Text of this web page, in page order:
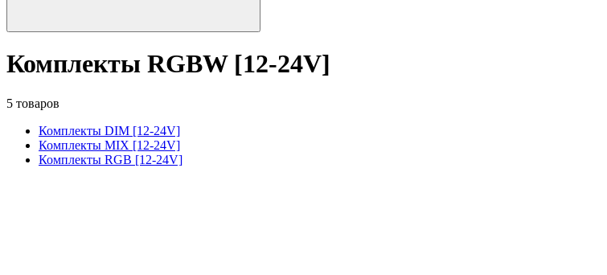
Комплекты RGBW [12-24V]
5 товаров
Комплекты DIM [12-24V]
Комплекты MIX [12-24V]
Комплекты RGB [12-24V]